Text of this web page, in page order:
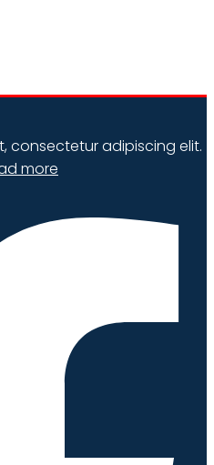
consectetur adipiscing elit.
more